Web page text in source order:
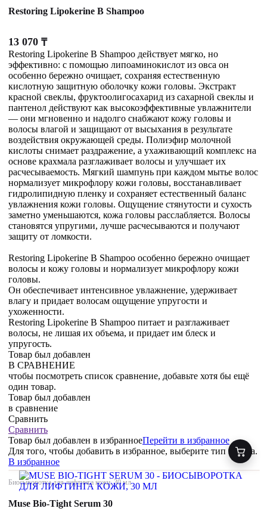
Restoring Lipokerine B Shampoo
13 070 ₸
Restoring Lipokerine B Shampoo действует мягко, но
эффективно: с помощью липоаминокислот из овса он
особенно бережно очищает, сохраняя естественную
кислотную защитную оболочку кожи головы. Экстракт
красной свеклы, фруктоолигосахарид из сахарной свеклы и
пантенол действуют как высокоэффективные увлажнители
— они мгновенно и надолго снабжают кожу головы и
волосы влагой и защищают от высыхания в результате
воздействия окружающей среды. Полиэфир молочной
кислоты снимает раздражение, а ухаживающий комплекс на
основе крахмала разглаживает волосы и улучшает их
расчесываемость. Мягкий шампунь при каждом мытье волос
нормализует микрофлору кожи головы, восстанавливает
гидролипидную пленку и сохраняет естественный баланс
увлажнения кожи головы. Ощущение стянутости и сухость
заметно уменьшаются, кожа головы расслабляется. Волосы
становятся упругими, лучше расчесываются и получают
защиту от ломкости.
Restoring Lipokerine B Shampoo особенно бережно очищает
волосы и кожу головы и нормализует микрофлору кожи
головы.
Он обеспечивает интенсивное увлажнение, удерживает
влагу и придает волосам ощущение упругости и
ухоженности.
Restoring Lipokerine B Shampoo питает и разглаживает
волосы, не лишая их объема, и придает им блеск и
упругость.
Товар был добавлен
В СРАВНЕНИЕ
чтобы посмотреть список сравнение, добавьте хотя бы ещё
один товар.
Товар был добавлен
в сравнение
Сравнить
Сравнить
Товар был добавлен в избранноеПерейти в избранное
Для того, чтобы добавить в избранное, выберите тип товара.
В избранное
Биосыворотка для лифтинга кожи, 30 мл
Muse Bio-Tight Serum 30